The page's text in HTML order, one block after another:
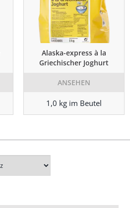
Alaska-express à la
Griechischer Joghurt
ANSEHEN
1,0 kg im Beutel